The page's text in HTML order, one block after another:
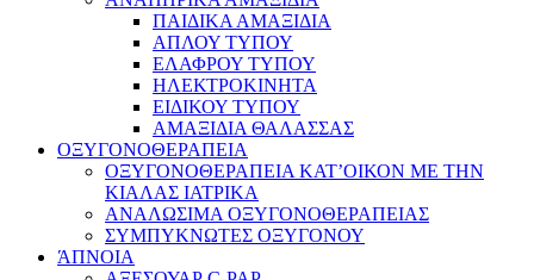
ΠΑΙΔΙΚΑ ΑΜΑΞΙΔΙΑ
ΑΠΛΟΥ ΤΥΠΟΥ
ΕΛΑΦΡΟΥ ΤΥΠΟΥ
ΗΛΕΚΤΡΟΚΙΝΗΤΑ
ΕΙΔΙΚΟΥ ΤΥΠΟΥ
ΑΜΑΞΙΔΙΑ ΘΑΛΑΣΣΑΣ
ΟΞΥΓΟΝΟΘΕΡΑΠΕΙΑ
ΟΞΥΓΟΝΟΘΕΡΑΠΕΙΑ ΚΑΤ’ΟΙΚΟΝ ΜΕ ΤΗΝ
ΚΙΑΛΑΣ ΙΑΤΡΙΚΑ
ΑΝΑΛΩΣΙΜΑ ΟΞΥΓΟΝΟΘΕΡΑΠΕΙΑΣ
ΣΥΜΠΥΚΝΩΤΕΣ ΟΞΥΓΟΝΟΥ
ΆΠΝΟΙΑ